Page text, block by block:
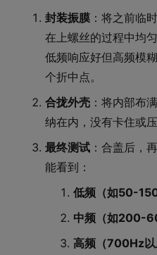
封装振膜 ：将之前临
在上螺丝的过程中均
低频响应好但高频模
个折中点。
合拢外壳 ：将内部布
纳在内，没有卡住或
最终测试 ：合盖后，
能看到：
低频（如50-
中频（如200-
高频（700Hz以